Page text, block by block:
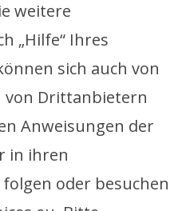
weitere
„Hilfe“ Ihres
sich auch von
von Drittanbietern
Anweisungen der
in ihren
oder besuchen